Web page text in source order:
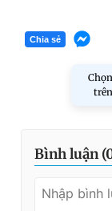
Chia sẻ
Bình luận (0